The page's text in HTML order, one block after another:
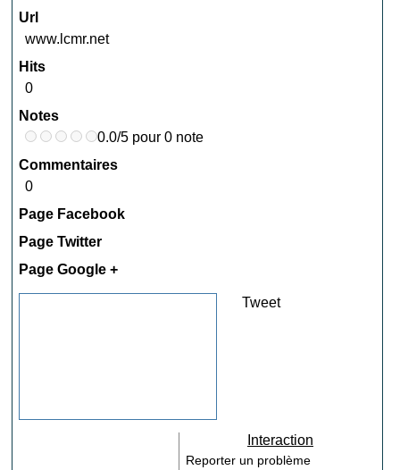
Url
www.lcmr.net
Hits
0
Notes
0.0/5 pour 0 note
Commentaires
0
Page Facebook
Page Twitter
Page Google +
Tweet
Interaction
Reporter un problème